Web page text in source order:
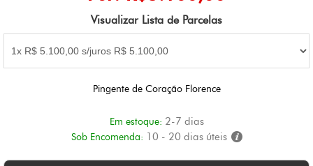
Visualizar Lista de Parcelas
Pingente de Coração Florence
Em estoque: 2-7 dias
Sob Encomenda: 10 - 20 dias úteis